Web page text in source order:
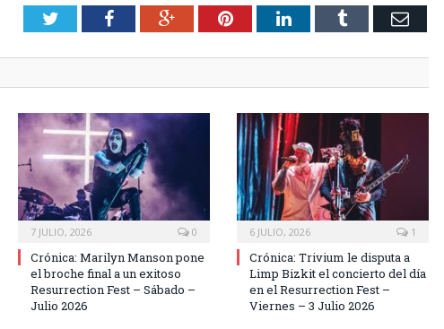
TwitterFacebookGoogle+PinterestLinkedInTumblr Email
7 JULIO, 2026 0
Crónica: Marilyn Manson pone
el broche final a un exitoso
Resurrection Fest – Sábado –
Julio 2026
6 JULIO, 2026 1
Crónica: Trivium le disputa a
Limp Bizkit el concierto del día
en el Resurrection Fest –
Viernes – 3 Julio 2026